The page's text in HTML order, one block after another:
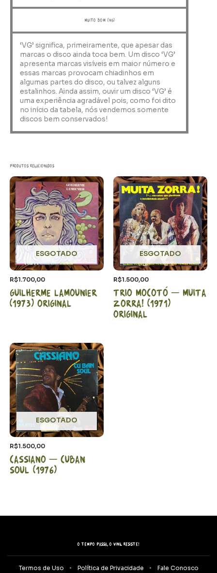
muito bom (VG)
‘VG’ significa, primeiramente, que apesar das
marcas o disco ainda toca bem. Um disco ‘VG’
apresenta marcas visíveis em maior número e
essas marcas provocam chiadinhos em
algumas partes do disco, ou talvez alguns
estalinhos. Ainda assim, ouvir um disco ‘VG’ é
uma experiência agradável pois, como foi dito
no início da tabela, nós vendemos somente
discos bem conservados!
Produtos relacionados
ESGOTADO
R$1.700,00
Guilherme Lamounier
(1973) Original
ESGOTADO
R$1.500,00
Trio Mocotó – Muita
Zorra! (1971)
Original
ESGOTADO
R$1.500,00
Cassiano – Cuban
Soul (1976)
O tempo passa, o vinil resiste!
Termos de Uso Política de Privacidade Fale Conosco